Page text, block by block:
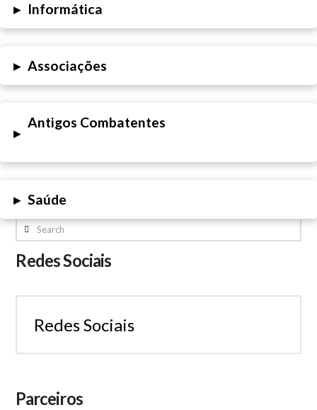
▸ Informática
▸ Associações
▸
Antigos Combatentes
▸ Saúde
Search
Redes Sociais
Redes Sociais
Parceiros